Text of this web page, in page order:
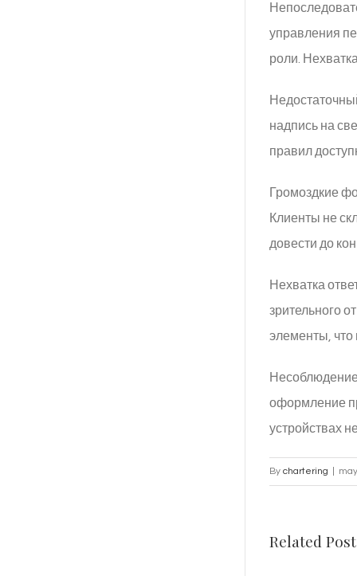
управления
роли.
надпись на
правил
Громоздкие
Клиенты не
довести до
Нехватка
зрительного
элементы, что
оформление
устройствах
By chartering
Related